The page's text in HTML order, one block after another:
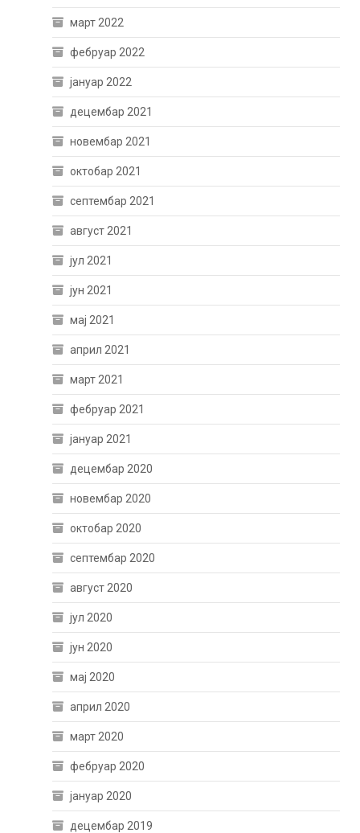
март 2022
фебруар 2022
јануар 2022
децембар 2021
новембар 2021
октобар 2021
септембар 2021
август 2021
јул 2021
јун 2021
мај 2021
април 2021
март 2021
фебруар 2021
јануар 2021
децембар 2020
новембар 2020
октобар 2020
септембар 2020
август 2020
јул 2020
јун 2020
мај 2020
април 2020
март 2020
фебруар 2020
јануар 2020
децембар 2019